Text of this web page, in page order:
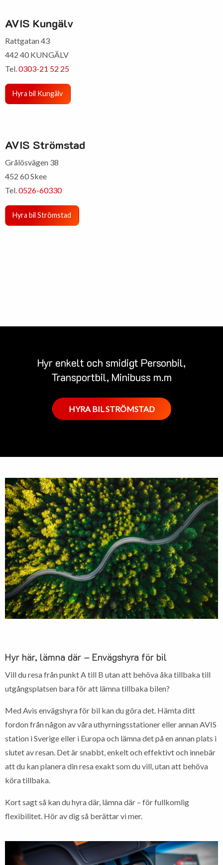
AVIS Kungälv
Rattgatan 43
442 40 KUNGÄLV
Tel.0303-21 52 25
Hyra bil Kungälv
AVIS Strömstad
Grålösvägen 38
452 60 Skee
Tel.0526-60330
Hyra bil Strömstad
Hyr enkelt och smidigt Personbil,
Transportbil, Minibuss m.m
HYRA BIL STRÖMSTAD
Hyr här, lämna där – Envägshyra för bil
Vill du resa från punkt A till B utan att behöva åka tillbaka till
utgångsplatsen bara för att lämna tillbaka bilen?
Med Avis envägshyra för bil kan du göra det. Hämta ditt
fordon från någon av våra uthyrningsstationer eller annan AVIS
station i Sverige eller i Europa och lämna det på en annan plats i
slutet av resan. Det är snabbt, enkelt och effektivt och innebär
att du kan planera din resa exakt som du vill, utan att behöva
köra tillbaka.
Kort sagt så kan du hyra där, lämna där – för fullkomlig
flexibilitet. Hör av dig så berättar vi mer.